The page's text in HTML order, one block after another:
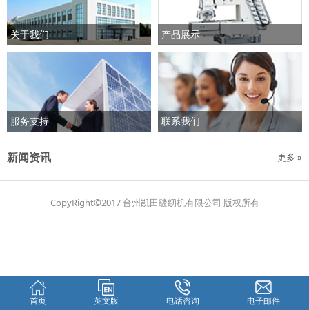
关于我们 产品展示
服务支持 联系我们
新闻资讯 更多 »
CopyRight©2017 台州凯田缝纫机有限公司 版权所有
首页 英文版 电话咨询 电子邮件